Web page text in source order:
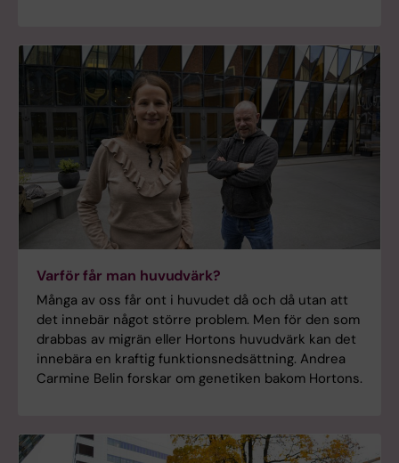
Varför får man huvudvärk?
Många av oss får ont i huvudet då och då utan att
det innebär något större problem. Men för den som
drabbas av migrän eller Hortons huvudvärk kan det
innebära en kraftig funktionsnedsättning. Andrea
Carmine Belin forskar om genetiken bakom Hortons.